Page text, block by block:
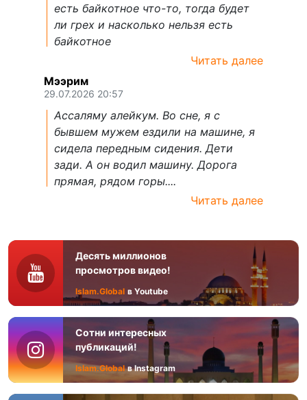
есть байкотное что-то, тогда будет
ли грех и насколько нельзя есть
байкотное
Читать далее
Мээрим
29.07.2026 20:57
Ассаляму алейкум. Во сне, я с
бывшем мужем ездили на машине, я
сидела передным сидения. Дети
зади. А он водил машину. Дорога
прямая, рядом горы....
Читать далее
Десять миллионов
просмотров видео!
Islam.Global в Youtube
Сотни интересных
публикаций!
Islam.Global в Instagram